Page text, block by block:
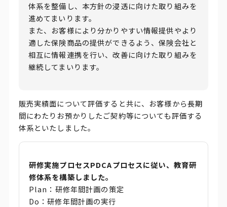
体系を整備し、本方針の浸透に向けた取り組みを
進めてまいります。
また、お客様により分かりやすい情報提供やより
適した保険商品の提供ができるよう、保険会社と
相互に情報連携を行い、改善に向けた取り組みを
継続してまいります。
販売実績面について評価すると共に、お客様から長期
間にわたりお預かりしたご契約等についても評価する
体系といたしました。
研修実施プロセスPDCAプロセスに従い、教育研
修体系を構築しました。
Plan：研修年間計画の策定
Do：研修年間計画の実行